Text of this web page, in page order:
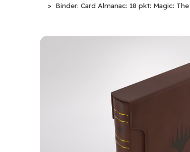
Binder: Card Almanac: 18 pkt: Magic: